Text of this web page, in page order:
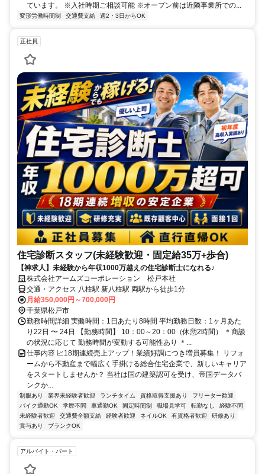
ています。 ※入社時期ご相談可能 ※オープン前は近隣事業所での...
変形労働時間制 交通費支給 週2・3日からOK
正社員
住宅診断スタッフ(未経験歓迎・固定給35万+歩合)
【神求人】未経験から年収1000万越えの住宅診断士になれる♪
株式会社アームズコーポレーション 松戸本社
交通・アクセス 八柱駅 新八柱駅 両駅から徒歩1分
月給350,000円～700,000円
千葉県松戸市
勤務時間詳細 実働時間：1日あたり8時間 平均勤務日数：1ヶ月あた
り22日 〜 24日 【勤務時間】 10：00～20：00（休憩2時間） ＊商談
の状況に応じて 勤務時間が変動する可能性あり ＊...
仕事内容 📈18期連続売上アップ！業績好調につき増員募集！ リフォ
ームから不動産まで幅広く手掛ける総合住宅企業で、新しいキャリア
をスタートしませんか？ 当社は国の建築認可を受け、帝国データバ
ンクか...
制服あり 業界未経験者歓迎 ランチタイム 資格取得支援あり
フリーター歓迎
バイク通勤OK
学歴不問 車通勤OK 固定時間制 職場見学可 転勤なし
経験不問
未経験者歓迎
交通費全額支給 経験者歓迎 ネイルOK 有資格者歓迎
研修あり
賞与あり
ブランクOK
アルバイト・パート